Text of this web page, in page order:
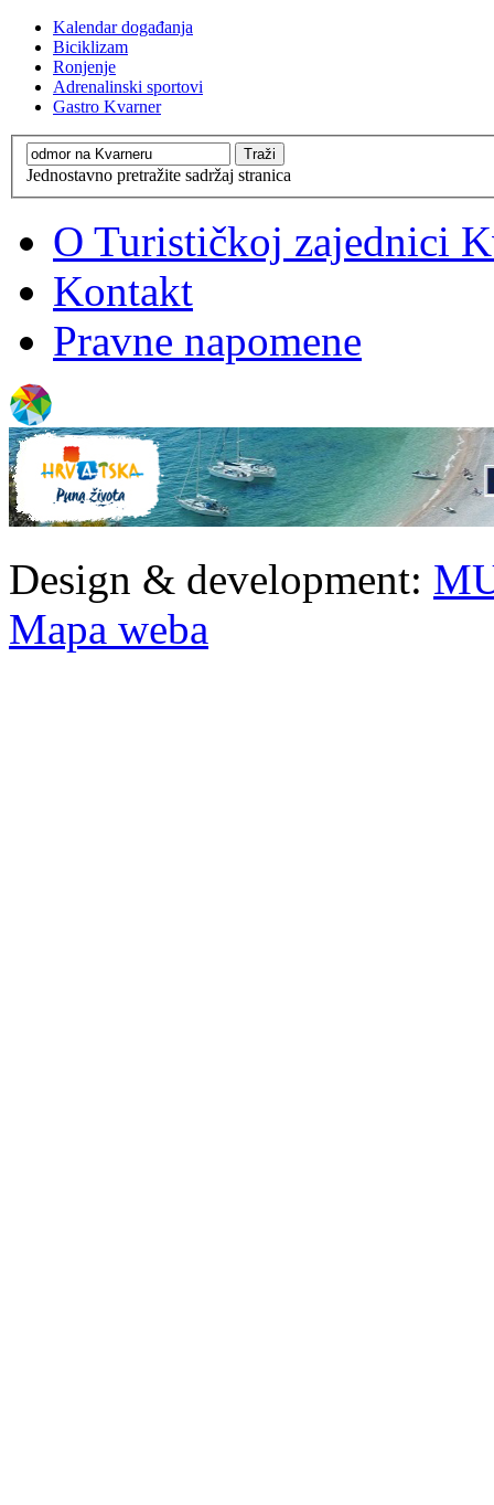
Kalendar događanja
Biciklizam
Ronjenje
Adrenalinski sportovi
Gastro Kvarner
Jednostavno pretražite sadržaj stranica
O Turističkoj zajednici
Kontakt
Pravne napomene
Design & development:
Mapa weba